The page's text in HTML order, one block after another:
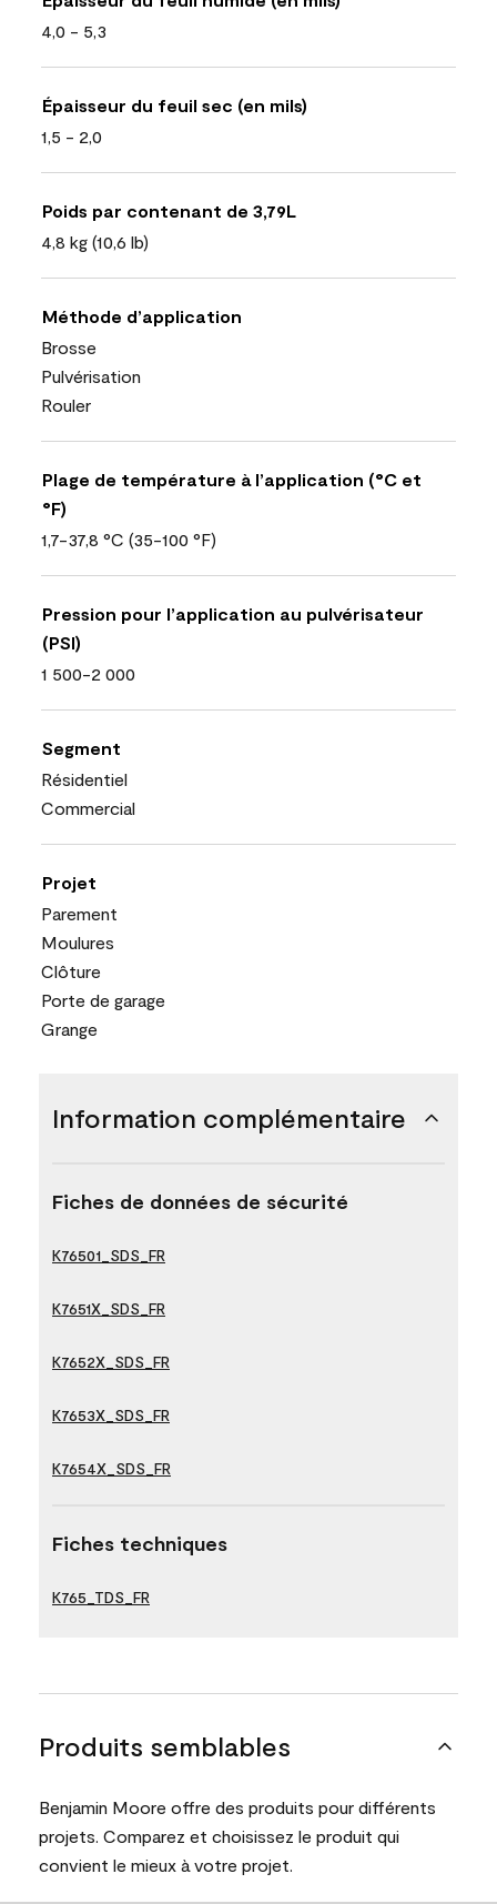
4,0 - 5,3
Épaisseur du feuil sec (en mils)
1,5 - 2,0
Poids par contenant de 3,79L
4,8 kg (10,6 lb)
Méthode d’application
Brosse
Pulvérisation
Rouler
Plage de température à l’application (°C et
°F)
1,7-37,8 °C (35-100 °F)
Pression pour l’application au pulvérisateur
(PSI)
1 500-2 000
Segment
Résidentiel
Commercial
Projet
Parement
Moulures
Clôture
Porte de garage
Grange
Information complémentaire
Fiches de données de sécurité
K76501_SDS_FR
K7651X_SDS_FR
K7652X_SDS_FR
K7653X_SDS_FR
K7654X_SDS_FR
Fiches techniques
K765_TDS_FR
Produits semblables
Benjamin Moore offre des produits pour différents
projets. Comparez et choisissez le produit qui
convient le mieux à votre projet.